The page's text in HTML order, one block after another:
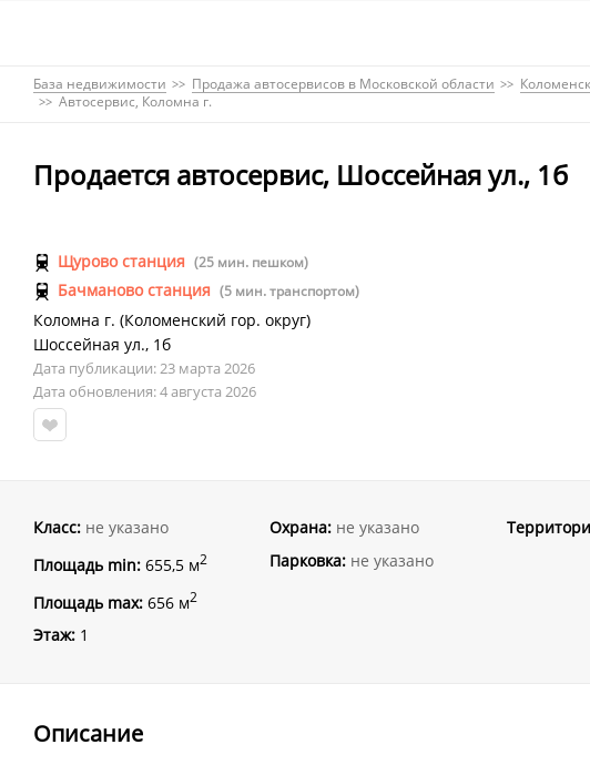
База недвижимости Продажа автосервисов в Московской области
Автосервис, Коломна г.
Продается автосервис, Шоссейная ул., 1б
Щурово станция (25 мин. пешком)
Бачманово станция (5 мин. транспортом)
Коломна г. (Коломенский гор. округ)
Шоссейная ул., 1б
Дата публикации: 23 марта 2026
Дата обновления: 4 августа 2026
Класс: не указано
Площадь min: 655,5 м2
Площадь max: 656 м2
Этаж: 1
Охрана: не указано
Парковка: не указано
Описание